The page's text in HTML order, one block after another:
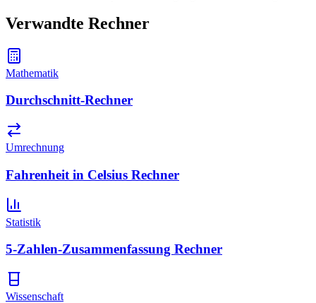
Verwandte Rechner
Mathematik
Durchschnitt-Rechner
Umrechnung
Fahrenheit in Celsius Rechner
Statistik
5-Zahlen-Zusammenfassung Rechner
Wissenschaft